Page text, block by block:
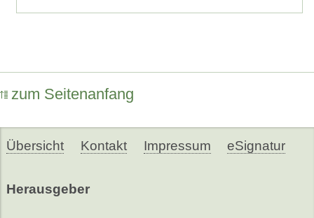
zum Seitenanfang
Übersicht Kontakt Impressum eSignatur
Herausgeber